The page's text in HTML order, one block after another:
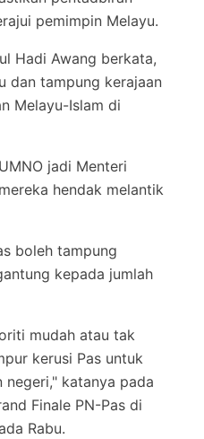
pemimpin Melayu.
Hadi Awang berkata,
dan tampung kerajaan
Melayu-Islam di
jadi Menteri
hendak melantik
boleh tampung
kepada jumlah
mudah atau tak
kerusi Pas untuk
katanya pada
Finale PN-Pas di
Rabu.